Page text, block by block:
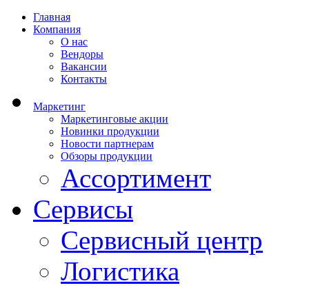
Главная
Компания
О нас
Вендоры
Вакансии
Контакты
Маркетинг
Маркетинговые акции
Новинки продукции
Новости партнерам
Обзоры продукции
Ассортимент
Сервисы
Сервисный центр
Логистика